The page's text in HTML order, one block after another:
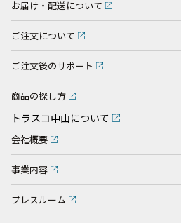
お届け・配送について
ご注文について
ご注文後のサポート
商品の探し方
トラスコ中山について
会社概要
事業内容
プレスルーム